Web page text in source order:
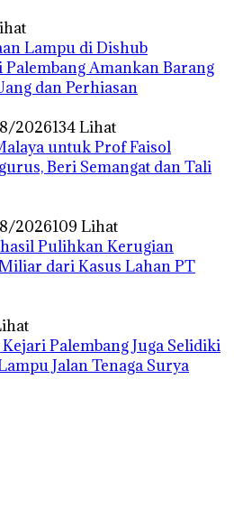
Lampu di Dishub
Palembang Amankan Barang
dan Perhiasan
2026134 Lihat
untuk Prof Faisol
Beri Semangat dan Tali
2026109 Lihat
Pulihkan Kerugian
Miliar dari Kasus Lahan PT
Palembang Juga Selidiki
Jalan Tenaga Surya